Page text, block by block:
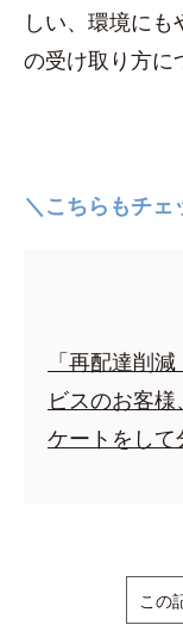
しい、環境に
の受け取り方に
＼こちらもチェ
「再配達削
ビスのお客
ケートをして
この